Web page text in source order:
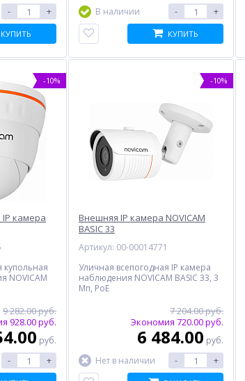
- +
КУПИТЬ
В наличии
- +
КУПИТЬ
-10%
камера
купольная
NOVICAM
9 282.00 руб.
928.00 руб.
руб.
- +
-10%
Внешняя IP камера NOVICAM
BASIC 33
Артикул: 00-00014771
Уличная всепогодная IP камера
наблюдения NOVICAM BASIC 33, 3
Мп, PoE
7 204.00 руб.
Экономия 720.00 руб.
6 484.00 руб.
Нет в наличии
- +